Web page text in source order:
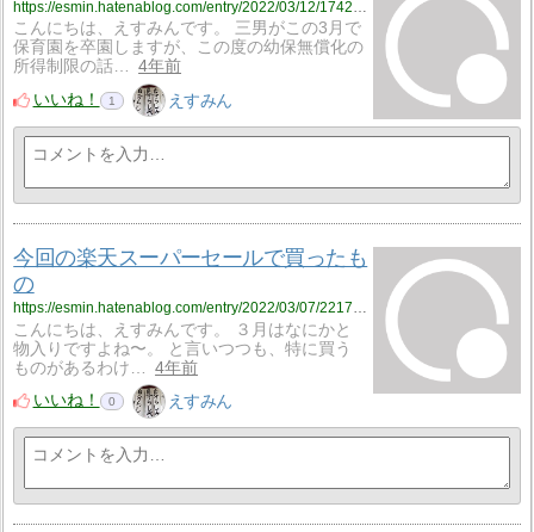
https://esmin.hatenablog.com/entry/2022/03/12/174214
こんにちは、えすみんです。 三男がこの3月で
保育園を卒園しますが、この度の幼保無償化の
所得制限の話…
4年前
いいね！
1 えすみん
今回の楽天スーパーセールで買ったも
の
https://esmin.hatenablog.com/entry/2022/03/07/221730
こんにちは、えすみんです。 ３月はなにかと
物入りですよね〜。 と言いつつも、特に買う
ものがあるわけ…
4年前
いいね！
0 えすみん